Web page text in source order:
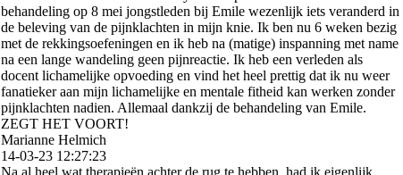
behandeling op 8 mei jongstleden bij Emile wezenlijk iets veranderd in
de beleving van de pijnklachten in mijn knie. Ik ben nu 6 weken bezig
met de rekkingsoefeningen en ik heb na (matige) inspanning met name
na een lange wandeling geen pijnreactie. Ik heb een verleden als
docent lichamelijke opvoeding en vind het heel prettig dat ik nu weer
fanatieker aan mijn lichamelijke en mentale fitheid kan werken zonder
pijnklachten nadien. Allemaal dankzij de behandeling van Emile.
ZEGT HET VOORT!
Marianne Helmich
14-03-23 12:27:23
Na al heel wat therapieën achter de rug te hebben, had ik eigenlijk